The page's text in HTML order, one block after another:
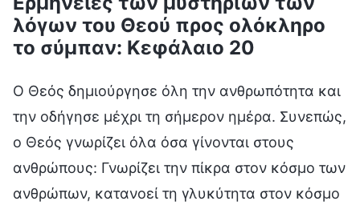
λόγων του Θεού προς ολόκληρο
το σύμπαν: Κεφάλαιο 20
Ο Θεός δημιούργησε όλη την ανθρωπότητα και
την οδήγησε μέχρι τη σήμερον ημέρα. Συνεπώς,
ο Θεός γνωρίζει όλα όσα γίνονται στους
ανθρώπους: Γνωρίζει την πίκρα στον κόσμο των
ανθρώπων, κατανοεί τη γλυκύτητα στον κόσμο